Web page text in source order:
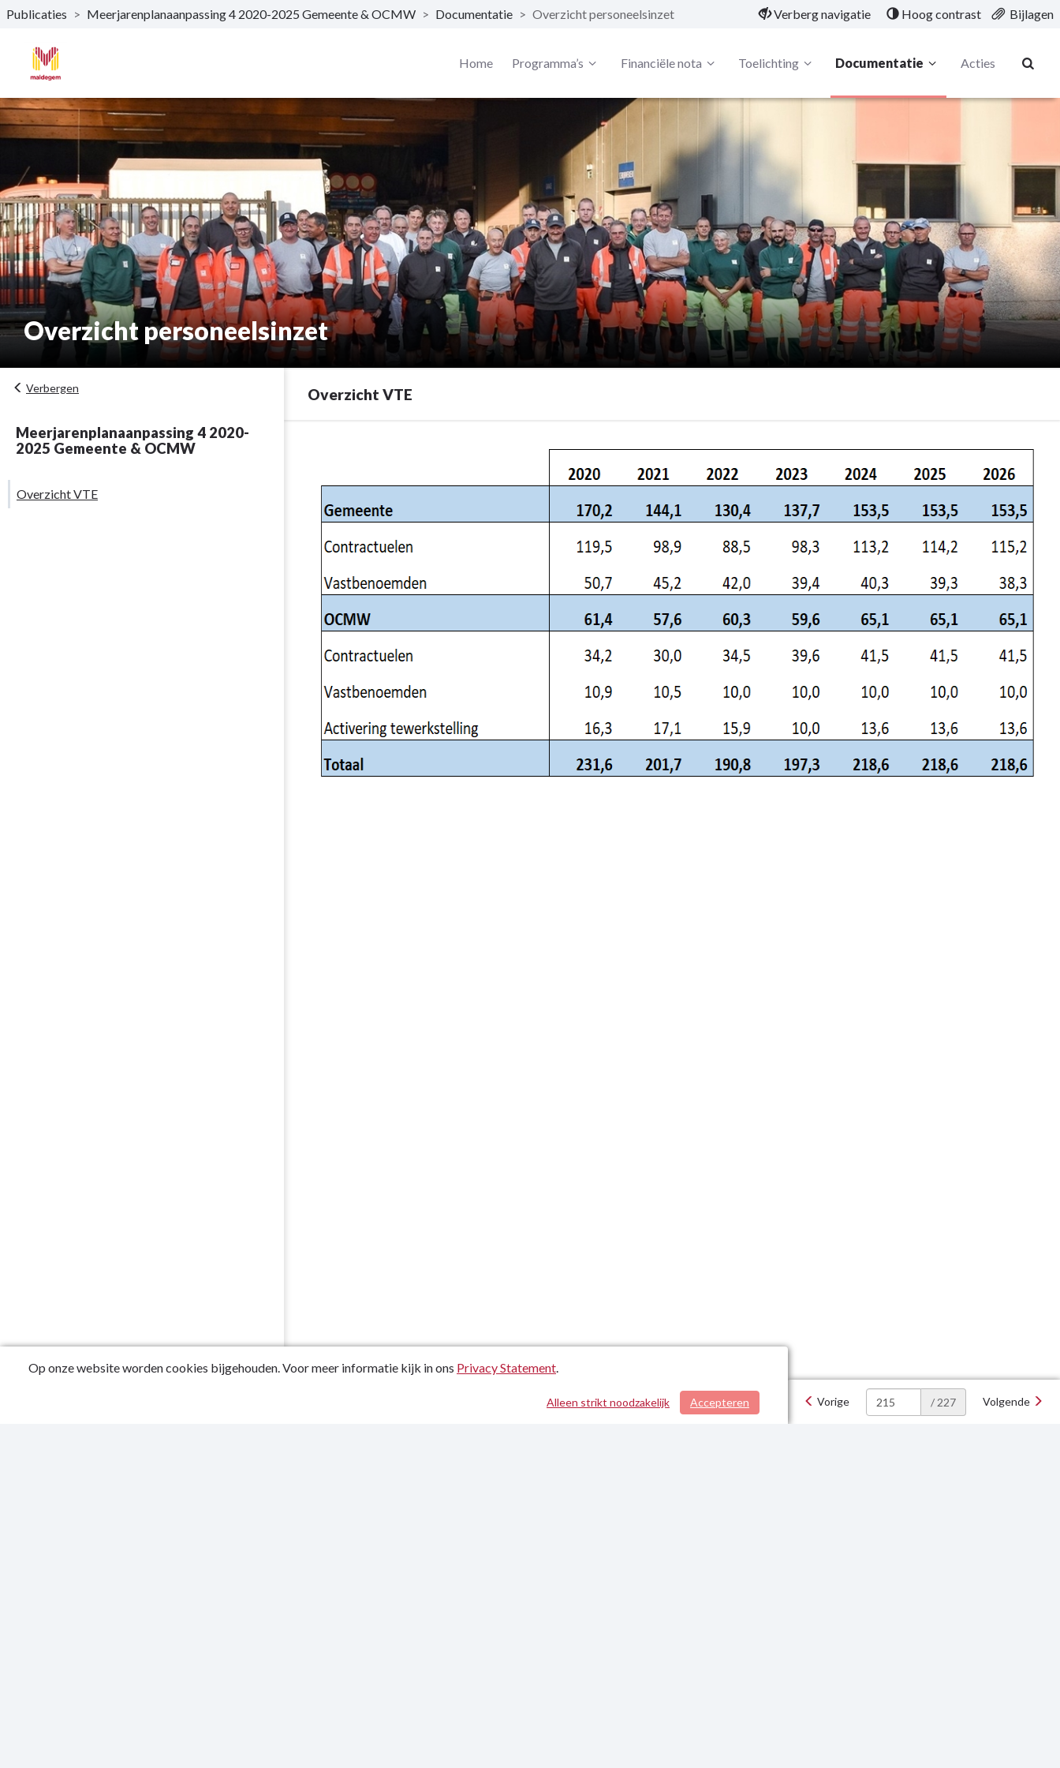
Naar hoofdinhoud
Publicaties > Meerjarenplanaanpassing 4 2020-2025 Gemeente & OCMW > Documentatie > Overzicht personeelsinzet Verberg navigatie Hoog contrast Bijlagen
Home Programma’s Financiële nota Toelichting Documentatie Acties
Overzicht personeelsinzet
Verbergen
Meerjarenplanaanpassing 4 2020-
2025 Gemeente & OCMW
Overzicht VTE
Overzicht VTE
Overzicht
personeelsinzet
Overzicht
Vorige / 227 Volgende
Op onze website worden cookies bijgehouden. Voor meer informatie kijk in ons Privacy Statement.
Accepteren
Alleen strikt noodzakelijk